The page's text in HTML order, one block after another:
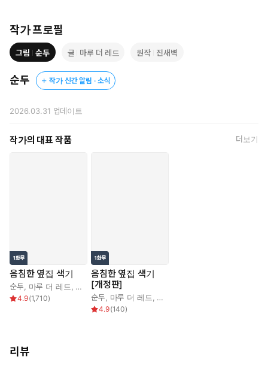
작가 프로필
그림 순두 글 마루 더 레드 원작 진새벽
순두 작가 신간 알림 · 소식
2026.03.31 업데이트
작가의 대표 작품 더보기
음침한 옆집 색기
순두 마루 더 레드 진새벽
4.9(1,710)
음침한 옆집 색기
[개정판]
순두 마루 더 레드 진새벽
4.9(140)
리뷰